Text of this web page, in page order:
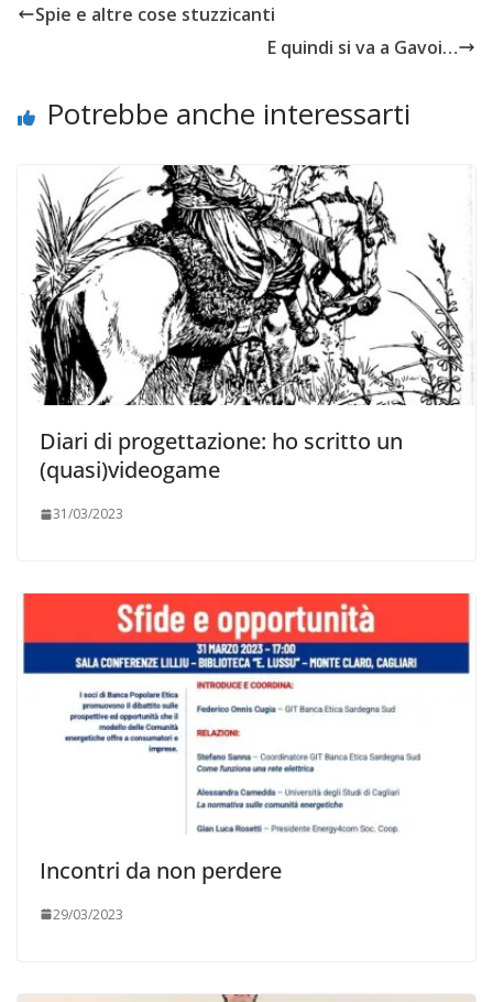
Spie e altre cose stuzzicanti
E quindi si va a Gavoi…
Potrebbe anche interessarti
Diari di progettazione: ho scritto un
(quasi)videogame
31/03/2023
Incontri da non perdere
29/03/2023